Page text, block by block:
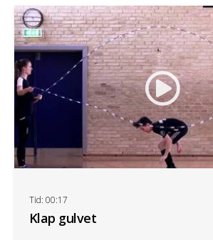
Klap gulvet
Tid: 00:17